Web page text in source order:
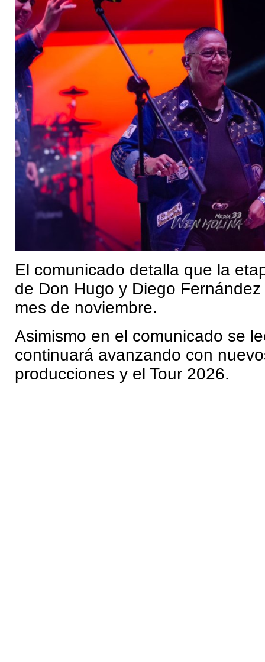
El comunicado detalla que la
de Don Hugo y Diego
mes de noviembre.
Asimismo en el comunicado se
continuará avanzando con
producciones y el Tour 2026.